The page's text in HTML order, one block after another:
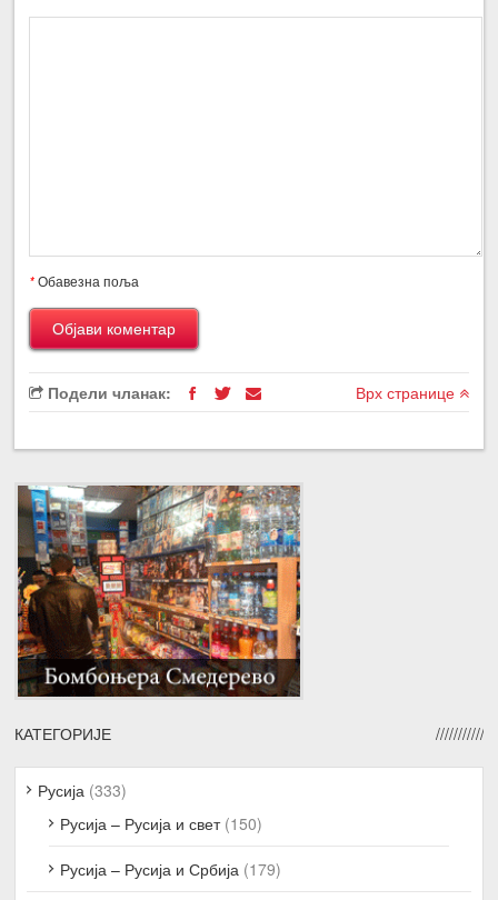
*Обавезна поља
Подели чланак: Врх странице
КАТЕГОРИЈЕ
Русија (333)
Русија – Русија и свет(150)
Русија – Русија и Србија (179)